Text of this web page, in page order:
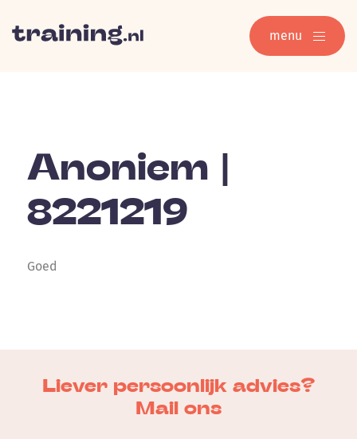
menu
Anoniem |
8221219
Goed
Liever persoonlijk advies?
Mail ons